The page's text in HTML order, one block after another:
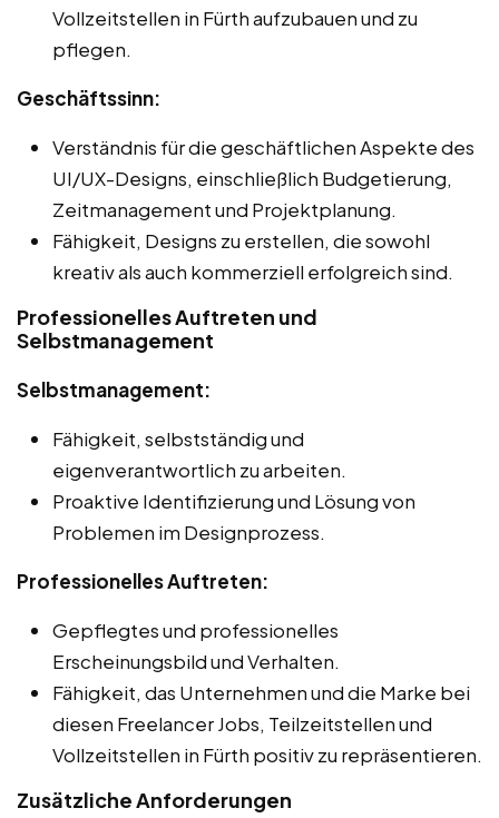
Vollzeitstellen in Fürth aufzubauen und zu
pflegen.
Geschäftssinn:
Verständnis für die geschäftlichen Aspekte des
UI/UX-Designs, einschließlich Budgetierung,
Zeitmanagement und Projektplanung.
Fähigkeit, Designs zu erstellen, die sowohl
kreativ als auch kommerziell erfolgreich sind.
Professionelles Auftreten und
Selbstmanagement
Selbstmanagement:
Fähigkeit, selbstständig und
eigenverantwortlich zu arbeiten.
Proaktive Identifizierung und Lösung von
Problemen im Designprozess.
Professionelles Auftreten:
Gepflegtes und professionelles
Erscheinungsbild und Verhalten.
Fähigkeit, das Unternehmen und die Marke bei
diesen Freelancer Jobs, Teilzeitstellen und
Vollzeitstellen in Fürth positiv zu repräsentieren.
Zusätzliche Anforderungen